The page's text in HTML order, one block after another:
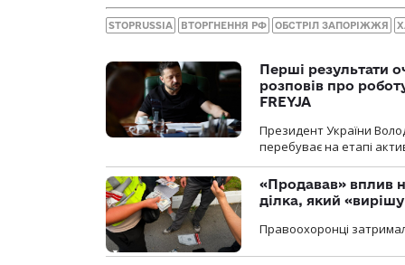
STOPRUSSIA ВТОРГНЕННЯ РФ ОБСТРІЛ ЗАПОРІЖЖЯ
Перші результати
розповів про
FREYJA
Президент України
перебуває на етапі
«Продавав» вплив
ділка, який
Правоохоронці